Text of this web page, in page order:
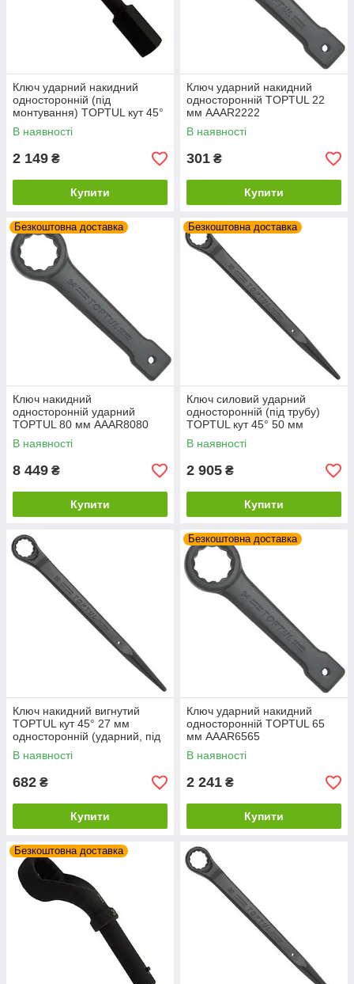
Ключ ударний накидний
односторонній (під
монтування) TOPTUL кут 45°
60 мм AAAU6060
В наявності
2 149 ₴
Купити
Ключ ударний накидний
односторонній TOPTUL 22
мм AAAR2222
В наявності
301 ₴
Купити
Безкоштовна доставка
Ключ накидний
односторонній ударний
TOPTUL 80 мм AAAR8080
В наявності
8 449 ₴
Купити
Безкоштовна доставка
Ключ силовий ударний
односторонній (під трубу)
TOPTUL кут 45° 50 мм
AAAS5050
В наявності
2 905 ₴
Купити
Ключ накидний вигнутий
TOPTUL кут 45° 27 мм
односторонній (ударний, під
трубу) AAS2727
В наявності
682 ₴
Купити
Безкоштовна доставка
Ключ ударний накидний
односторонній TOPTUL 65
мм AAAR6565
В наявності
2 241 ₴
Купити
Безкоштовна доставка